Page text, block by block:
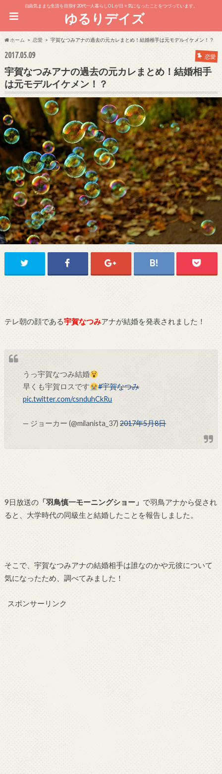
自由気ままな生活を目指す20代一人暮らしOL が日々気になったことをつづっています。
ゆるりデイズ
ホーム 恋愛 宇賀なつみアナの過去の元カレまとめ！結婚相手は元モデルイケメン！？
2017.05.09 恋愛
宇賀なつみアナの過去の元カレまとめ！結婚相手
は元モデルイケメン！？
テレ朝の顔である宇賀なつみアナが結婚を発表されました！
うっ宇賀なつみ結婚
早くも宇賀ロスです
#宇賀なつみ
pic.twitter.com/csnduhCkRu
— ジョーカー (@milanista_37)2017年5月8日
9日放送の「羽鳥慎一モーニングショー」 で羽鳥アナから促され
ると、大学時代の同級生と結婚したことを報告しました。
そこで、宇賀なつみアナの結婚相手は誰なのかや元彼について
気になったため、調べてみました！
スポンサーリンク